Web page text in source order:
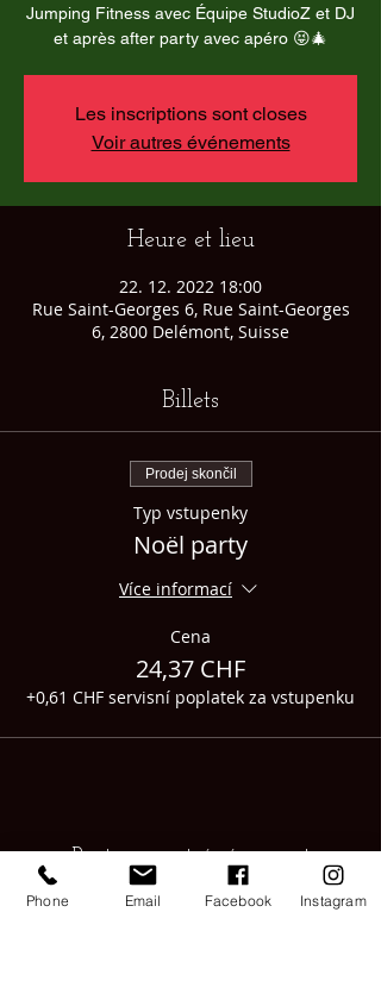
Jumping Fitness avec Équipe StudioZ et DJ
et après after party avec apéro 😝🎄
Les inscriptions sont closes
Voir autres événements
Heure et lieu
22. 12. 2022 18:00
Rue Saint-Georges 6, Rue Saint-Georges
6, 2800 Delémont, Suisse
Billets
Prodej skončil
Typ vstupenky
Noël party
Více informací
Cena
24,37 CHF
+0,61 CHF servisní poplatek za vstupenku
Partager cet événement
Phone Email Facebook Instagram